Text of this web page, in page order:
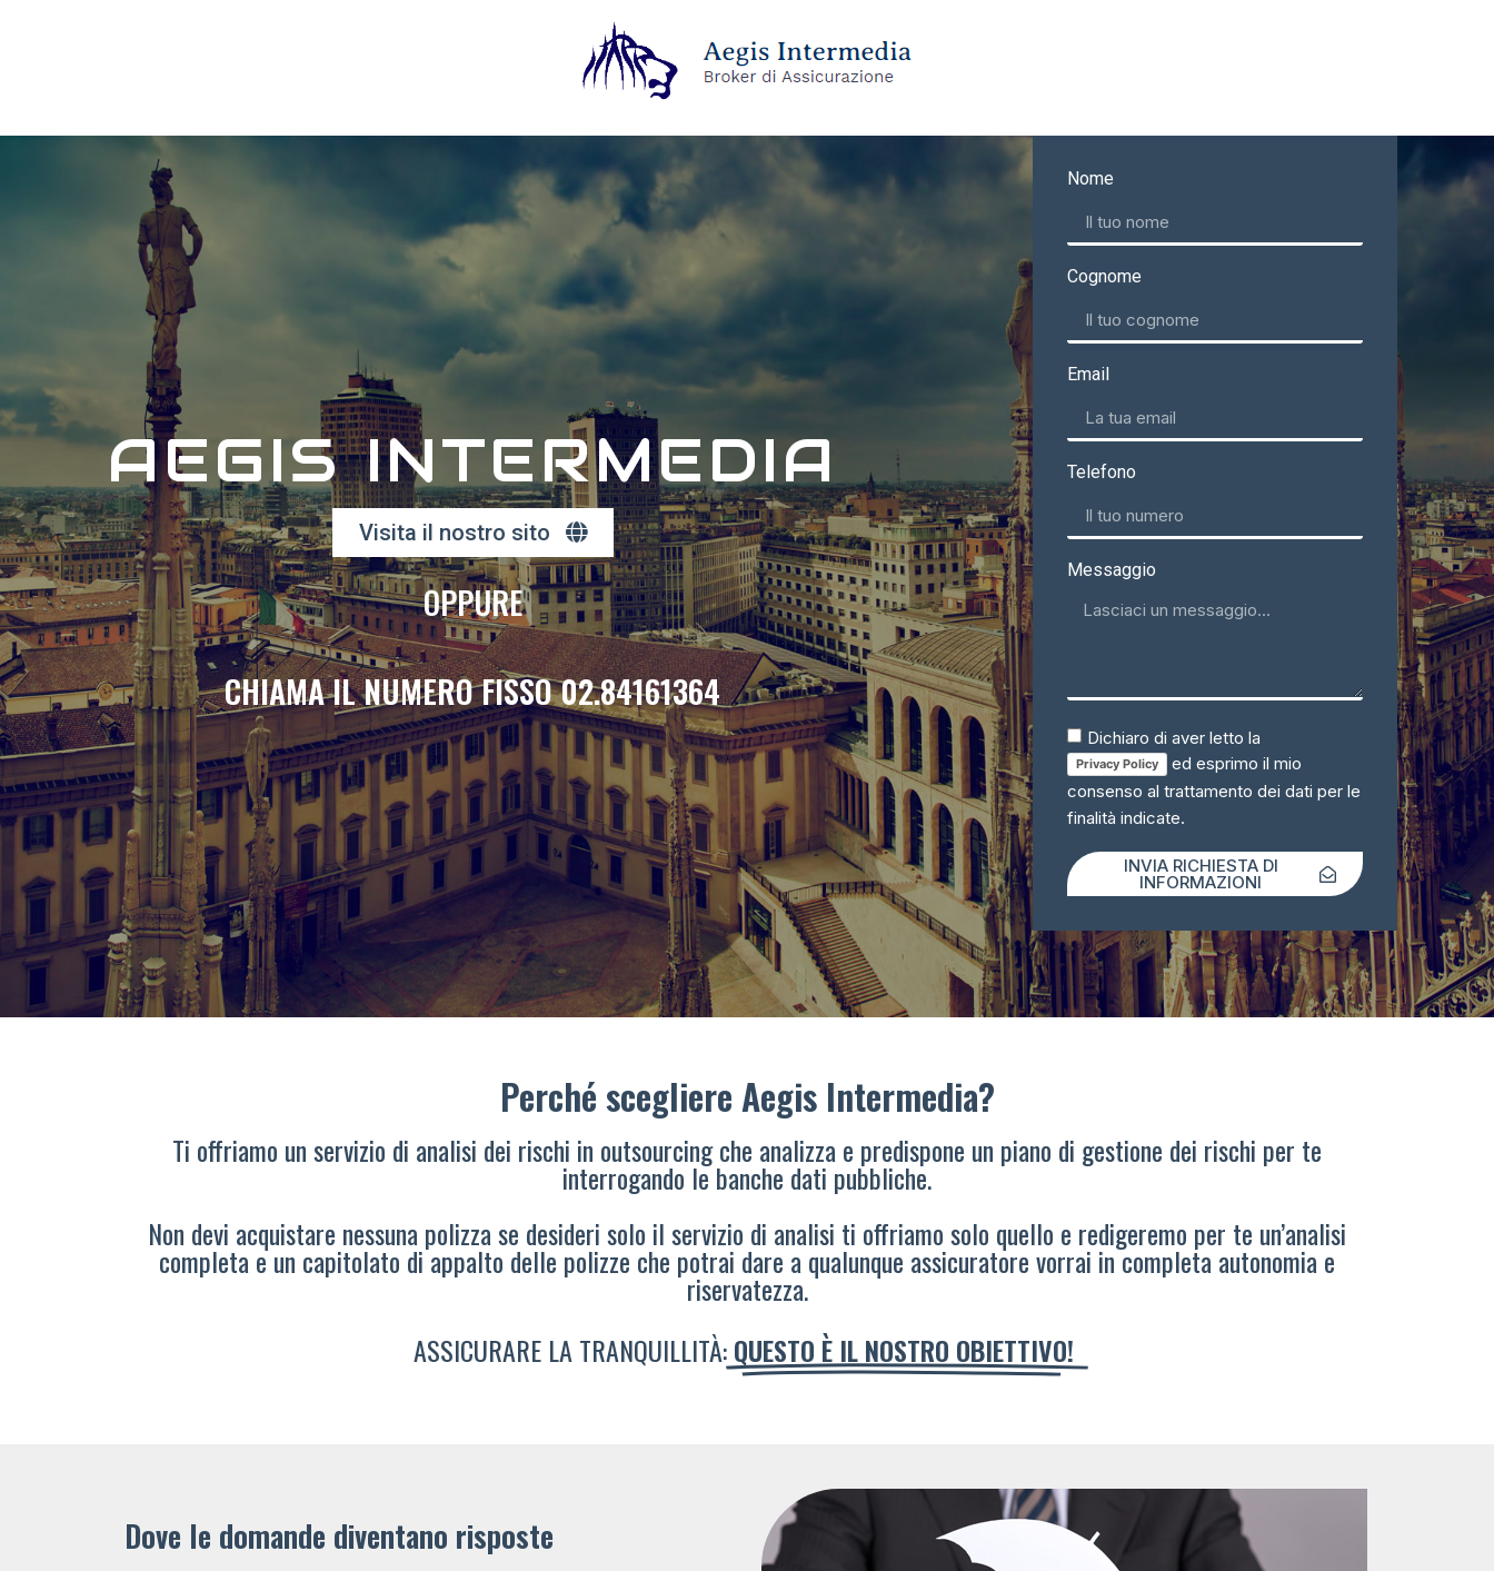
AEGIS INTERMEDIA
Visita il nostro sito
OPPURE
CHIAMA IL NUMERO FISSO 02.84161364
Nome
Cognome
Email
Telefono
Messaggio
Dichiaro di aver letto la
Privacy Policy
ed esprimo il mio
consenso al trattamento dei dati per le
finalità indicate.
INVIA RICHIESTA DI
INFORMAZIONI
Perché scegliere Aegis Intermedia?
Ti offriamo un servizio di analisi dei rischi in outsourcing che analizza e predispone un piano di gestione dei rischi per te
interrogando le banche dati pubbliche.
Non devi acquistare nessuna polizza se desideri solo il servizio di analisi ti offriamo solo quello e redigeremo per te un’analisi
completa e un capitolato di appalto delle polizze che potrai dare a qualunque assicuratore vorrai in completa autonomia e
riservatezza.
ASSICURARE LA TRANQUILLITÀ:QUESTO È IL NOSTRO OBIETTIVO!
Dove le domande diventano risposte